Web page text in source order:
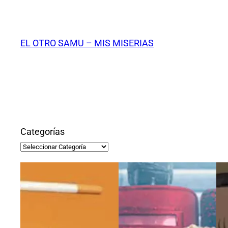
contenido
EL OTRO SAMU – MIS MISERIAS
Categorías